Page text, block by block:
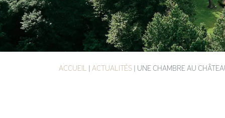
ACCUEIL | ACTUALITÉS | UNE CHAMBRE AU